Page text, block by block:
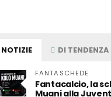
NOTIZIE DI TENDENZA
FANTASCHEDE
Fantacalcio, la
Muani alla